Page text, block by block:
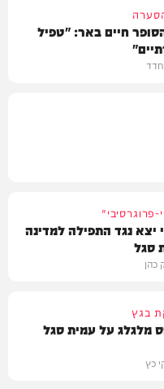
חיים באר: "טפיל
חדד
פרוגרסיבי"
יצא נגד התפילה למדינה
סגל
כהן
בגץ
מלגלג על עמית סגל
כץ